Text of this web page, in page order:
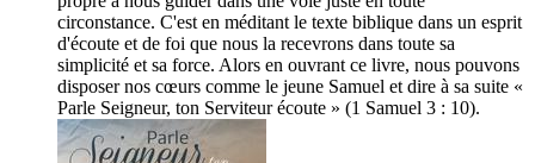
circonstance. C'est en méditant le texte biblique dans un esprit
d'écoute et de foi que nous la recevrons dans toute sa
simplicité et sa force. Alors en ouvrant ce livre, nous pouvons
disposer nos cœurs comme le jeune Samuel et dire à sa suite «
Parle Seigneur, ton Serviteur écoute » (1 Samuel 3 : 10).